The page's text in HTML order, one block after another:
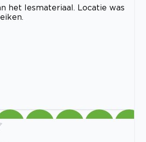
het lesmateriaal. Locatie was